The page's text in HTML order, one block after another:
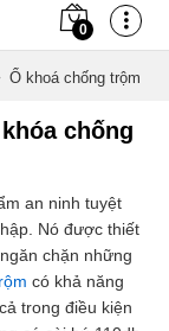
0
Ổ khoá chống trộm
chống
an ninh tuyệt
Nó được thiết
chặn những
có khả năng
trong điều kiện